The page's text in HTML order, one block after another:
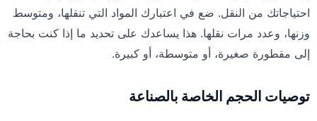
احتياجاتك من النقل. ضع في اعتبارك المواد التي تنقلها، ومتوسط
وزنها، وعدد مرات نقلها. هذا يساعدك على تحديد ما إذا كنت بحاجة
إلى مقطورة صغيرة، أو متوسطة، أو كبيرة.
توصيات الحجم الخاصة بالصناعة